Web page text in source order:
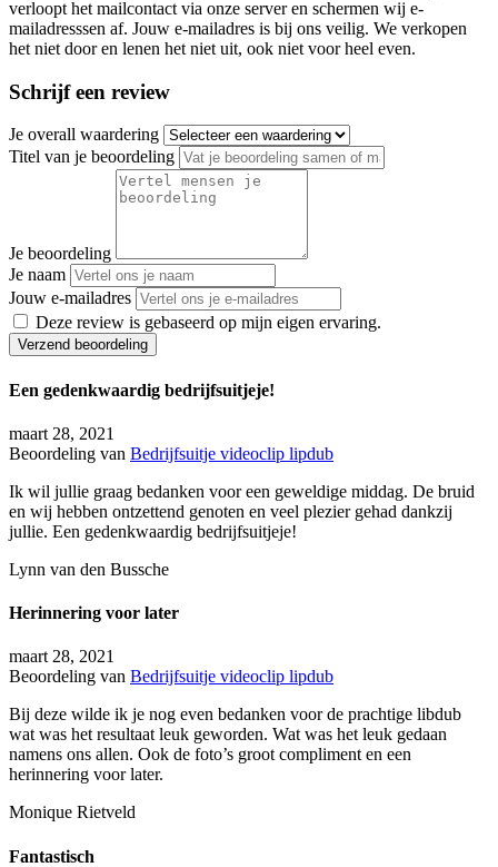
verloopt het mailcontact via onze server en schermen wij e-
mailadresssen af. Jouw e-mailadres is bij ons veilig. We verkopen
het niet door en lenen het niet uit, ook niet voor heel even.
Schrijf een review
Je overall waardering
Titel van je beoordeling
Je beoordeling
Je naam
Jouw e-mailadres
Deze review is gebaseerd op mijn eigen ervaring.
Verzend beoordeling
Een gedenkwaardig bedrijfsuitjeje!
maart 28, 2021
Beoordeling van Bedrijfsuitje videoclip lipdub
Ik wil jullie graag bedanken voor een geweldige middag. De bruid
en wij hebben ontzettend genoten en veel plezier gehad dankzij
jullie. Een gedenkwaardig bedrijfsuitjeje!
Lynn van den Bussche
Herinnering voor later
maart 28, 2021
Beoordeling van Bedrijfsuitje videoclip lipdub
Bij deze wilde ik je nog even bedanken voor de prachtige libdub
wat was het resultaat leuk geworden. Wat was het leuk gedaan
namens ons allen. Ook de foto’s groot compliment en een
herinnering voor later.
Monique Rietveld
Fantastisch